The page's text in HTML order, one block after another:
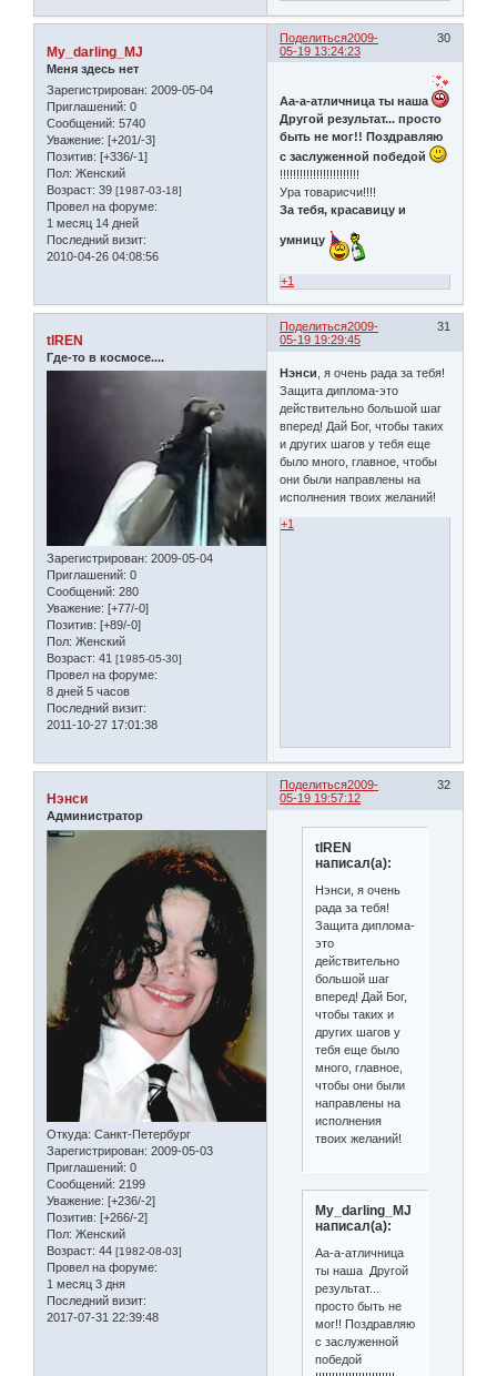
Поделиться 30
2009-
05-19 13:24:23
My_darling_MJ
Меня здесь нет
Зарегистрирован: 2009-05-04
Приглашений: 0
Сообщений: 5740
Уважение: [+201/-3]
Позитив: [+336/-1]
Пол: Женский
Возраст: 39 [1987-03-18]
Провел на форуме:
1 месяц 14 дней
Последний визит:
2010-04-26 04:08:56
Аа-а-атличница ты наша
Другой результат... просто
быть не мог!! Поздравляю
с заслуженной победой
!!!!!!!!!!!!!!!!!!!!!!!!
Ура товарисчи!!!!
За тебя, красавицу и
умницу
+1
Поделиться 31
2009-
05-19 19:29:45
tIREN
Где-то в космосе....
Зарегистрирован: 2009-05-04
Приглашений: 0
Сообщений: 280
Уважение: [+77/-0]
Позитив: [+89/-0]
Пол: Женский
Возраст: 41 [1985-05-30]
Провел на форуме:
8 дней 5 часов
Последний визит:
2011-10-27 17:01:38
Нэнси , я очень рада за тебя!
Защита диплома-это
действительно большой шаг
вперед! Дай Бог, чтобы таких
и других шагов у тебя еще
было много, главное, чтобы
они были направлены на
исполнения твоих желаний!
+1
Поделиться 32
2009-
05-19 19:57:12
Нэнси
Администратор
Откуда: Санкт-Петербург
Зарегистрирован: 2009-05-03
Приглашений: 0
Сообщений: 2199
Уважение: [+236/-2]
Позитив: [+266/-2]
Пол: Женский
Возраст: 44 [1982-08-03]
Провел на форуме:
1 месяц 3 дня
Последний визит:
2017-07-31 22:39:48
tIREN
написал(а):
Нэнси, я очень
рада за тебя!
Защита диплома-
это
действительно
большой шаг
вперед! Дай Бог,
чтобы таких и
других шагов у
тебя еще было
много, главное,
чтобы они были
направлены на
исполнения
твоих желаний!
My_darling_MJ
написал(а):
Аа-а-атличница
ты наша Другой
результат...
просто быть не
мог!! Поздравляю
с заслуженной
победой